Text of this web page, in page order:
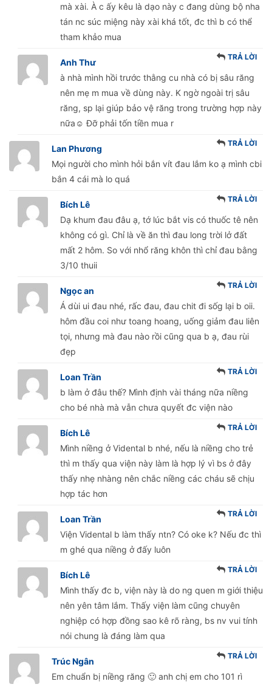
mà xài. À c ấy kêu là dạo này c đang dùng bộ nha
tán nc súc miệng này xài khá tốt, đc thì b có thể
tham khảo mua
Anh Thư
TRẢ LỜI
à nhà mình hồi trước thằng cu nhà có bị sâu răng
nên mẹ m mua về dùng này. K ngờ ngoài trị sâu
răng, sp lại giúp bảo vệ răng trong trường hợp này
nữa☺️ Đỡ phải tốn tiền mua r
Lan Phương
TRẢ LỜI
Mọi người cho mình hỏi bắn vít đau lắm ko ạ mình cbi
bắn 4 cái mà lo quá
Bích Lê
TRẢ LỜI
Dạ khum đau đâu ạ, tớ lúc bắt vis có thuốc tê nên
không có gì. Chỉ là về ăn thì đau long trời lở đất
mất 2 hôm. So với nhổ răng khôn thì chỉ đau bằng
3/10 thuii
Ngọc an
TRẢ LỜI
Á dùi ui đau nhé, rấc đau, đau chit đi sốg lại b oii.
hôm đầu coi như toang hoang, uống giảm đau liên
tọi, nhưng mà đau nào rồi cũng qua b ạ, đau rùi
đẹp
Loan Trần
TRẢ LỜI
b làm ở đâu thế? Mình định vài tháng nữa niềng
cho bé nhà mà vẫn chưa quyết đc viện nào
Bích Lê
TRẢ LỜI
Mình niềng ở Vidental b nhé, nếu là niềng cho trẻ
thì m thấy qua viện này làm là hợp lý vì bs ở đây
thấy nhẹ nhàng nên chắc niềng các cháu sẽ chịu
hợp tác hơn
Loan Trần
TRẢ LỜI
Viện Vidental b làm thấy ntn? Có oke k? Nếu đc thì
m ghé qua niềng ở đấy luôn
Bích Lê
TRẢ LỜI
Mình thấy đc b, viện này là do ng quen m giới thiệu
nên yên tâm lắm. Thấy viện làm cũng chuyên
nghiệp có hợp đồng sao kê rõ ràng, bs nv vui tính
nói chung là đáng làm qua
Trúc Ngân
TRẢ LỜI
Em chuẩn bị niềng răng 🙂 anh chị em cho 101 rì